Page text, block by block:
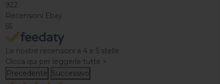
922
Recensioni Ebay
55
Le nostre recensioni a 4 e 5 stelle.
Clicca qui per leggerle tutte >
Precedente Successivo